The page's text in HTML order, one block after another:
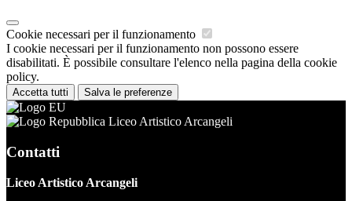
Cookie necessari per il funzionamento
I cookie necessari per il funzionamento non possono essere
disabilitati. È possibile consultare l'elenco nella pagina della cookie
policy.
Accetta tutti Salva le preferenze
Liceo Artistico Arcangeli
Contatti
Liceo Artistico Arcangeli